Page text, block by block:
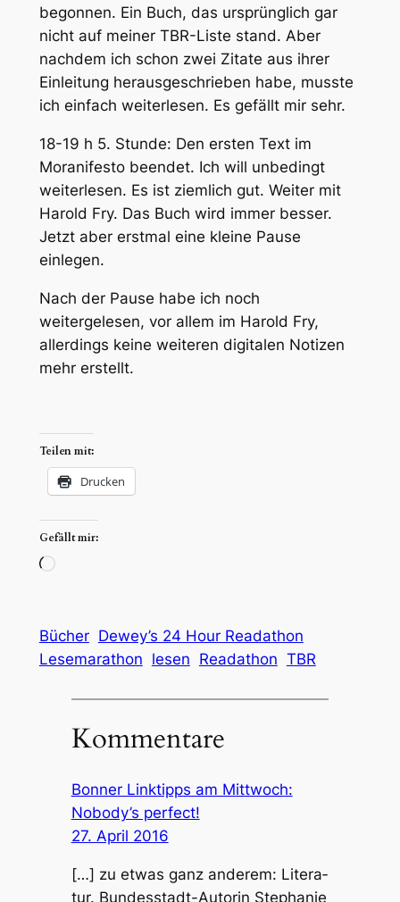
begonnen. Ein Buch, das ursprünglich gar
nicht auf meiner TBR-Liste stand. Aber
nachdem ich schon zwei Zitate aus ihrer
Einleitung herausgeschrieben habe, musste
ich einfach weiterlesen. Es gefällt mir sehr.
18-19 h 5. Stunde: Den ersten Text im
Moranifesto beendet. Ich will unbedingt
weiterlesen. Es ist ziemlich gut. Weiter mit
Harold Fry. Das Buch wird immer besser.
Jetzt aber erstmal eine kleine Pause
einlegen.
Nach der Pause habe ich noch
weitergelesen, vor allem im Harold Fry,
allerdings keine weiteren digitalen Notizen
mehr erstellt.
Teilen mit:
Drucken
Gefällt mir:
Wird
Bücher Dewey’s 24 Hour Readathon
Lesemarathon lesen Readathon TBR
Kommentare
Bonner Linktipps am Mittwoch:
Nobody’s perfect!
27. April 2016
[…] zu et­was ganz an­de­rem: Li­te­ra­
tur. Bundesstadt-Autorin Ste­pha­nie